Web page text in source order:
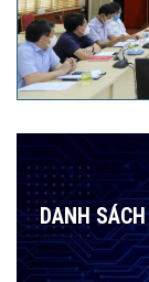
DANH